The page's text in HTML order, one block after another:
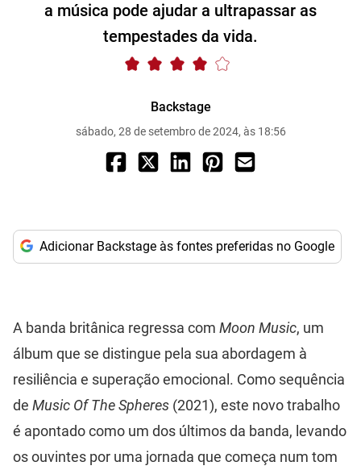
a música pode ajudar a ultrapassar as
tempestades da vida.
Backstage
sábado, 28 de setembro de 2024, às 18:56
Adicionar Backstage às fontes preferidas no Google
A banda britânica regressa com Moon Music, um
álbum que se distingue pela sua abordagem à
resiliência e superação emocional. Como sequência
de Music Of The Spheres (2021), este novo trabalho
é apontado como um dos últimos da banda, levando
os ouvintes por uma jornada que começa num tom